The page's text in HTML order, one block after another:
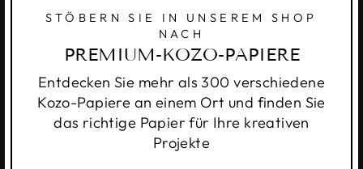
STÖBERN SIE IN UNSEREM SHOP
NACH
PREMIUM-KOZO-PAPIERE
Entdecken Sie mehr als 300 verschiedene
Kozo-Papiere an einem Ort und finden Sie
das richtige Papier für Ihre kreativen
Projekte